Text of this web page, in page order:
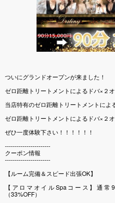
ついにグランドオープンが来ました！
ゼロ距離トリートメントによるドバ×２
当店特有のゼロ距離トリートメントによ
ゼロ距離トリートメントによるドバ×２
ぜひ一度体験下さい！！！！！！
-----------------------
クーポン情報
-----------------------
【ルーム完備＆スピード出張OK】
【アロマオイルSpaコース】通
（33%OFF）